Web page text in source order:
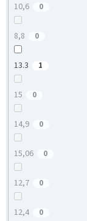
10,6 0
8,8 0
13.3 1
15 0
14,9 0
15,06 0
12,7 0
12,4 0